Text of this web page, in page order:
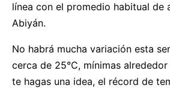
línea con el promedio habitual de
Abiyán.
No habrá mucha variación esta
cerca de 25°C, mínimas
te hagas una idea, el récord de